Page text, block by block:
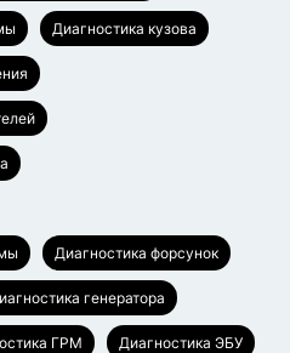
Диагностика кузова
Диагностика форсунок
генератора
ГРМ Диагностика ЭБУ